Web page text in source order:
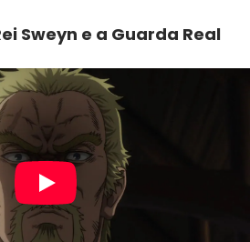
Sweyn e a Guarda Real